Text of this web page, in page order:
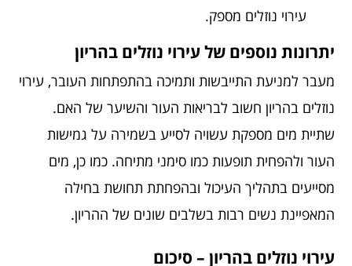
עירוי נוזלים מספק.
יתרונות נוספים של עירוי נוזלים בהריון
מעבר למניעת התייבשות ותמיכה בהתפתחות העובר, עירוי
נוזלים בהריון חשוב לבריאות העור והשיער של האם.
שתיית מים מספקת עשויה לסייע בשמירה על גמישות
העור ולהפחית תופעות כמו סימני מתיחה. כמו כן, מים
מסייעים בתהליך העיכול ובהפחתת תחושת בחילה
המאפיינת נשים רבות בשלבים שונים של ההריון.
עירוי נוזלים בהריון – סיכום